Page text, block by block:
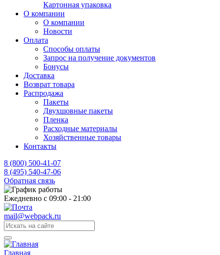
Картонная упаковка
О компании
О компании
Новости
Оплата
Способы оплаты
Запрос на получение документов
Бонусы
Доставка
Возврат товара
Распродажа
Пакеты
Двухшовные пакеты
Пленка
Расходные материалы
Хозяйственные товары
Контакты
8 (800) 500-41-07
8 (495) 540-47-06
Обратная связь
Ежедневно с 09:00 - 21:00
mail@webpack.ru
Главная